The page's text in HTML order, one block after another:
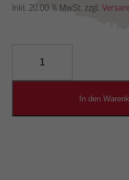
Inkl. 20.00 % MwSt. zzgl.
Designputz
In den